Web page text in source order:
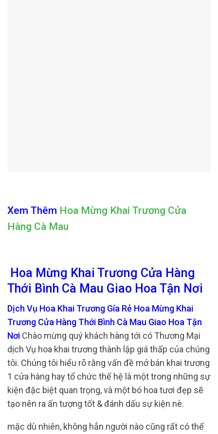
Xem Thêm Hoa Mừng Khai Trương Cửa
Hàng Cà Mau
Hoa Mừng Khai Trương Cửa Hàng
Thới Bình Cà Mau Giao Hoa Tận Nơi
Dịch Vụ Hoa Khai Trương Gía Rẻ Hoa Mừng Khai
Trương Cửa Hàng Thới Bình Cà Mau Giao Hoa Tận
Nơi Chào mừng quý khách hàng tới có Thương Mại
dịch Vụ hoa khai trương thành lập giá thấp của chúng
tôi. Chúng tôi hiểu rõ rằng vấn đề mở bán khai trương
1 cửa hàng hay tổ chức thế hệ là một trong những sự
kiện đặc biệt quan trọng, và một bó hoa tươi đẹp sẽ
tạo nên ra ấn tượng tốt & đánh dấu sự kiện nè.
mặc dù nhiên, không hẳn người nào cũng rất có thể